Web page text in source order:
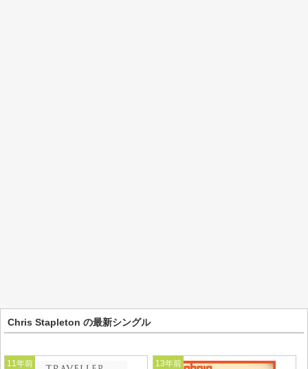
Chris Stapleton の最新シングル
11年前 13年前